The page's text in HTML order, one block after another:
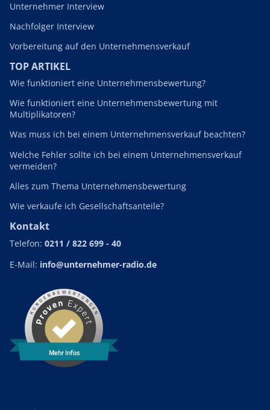
Unternehmer Interview
Nachfolger Interview
Vorbereitung auf den Unternehmensverkauf
TOP ARTIKEL
Wie funktioniert eine Unternehmensbewertung?
Wie funktioniert eine Unternehmensbewertung mit
Multiplikatoren?
Was muss ich bei einem Unternehmensverkauf beachten?
Welche Fehler sollte ich bei einem Unternehmensverkauf
vermeiden?
Alles zum Thema Unternehmensbewertung
Wie verkaufe ich Gesellschaftsanteile?
Kontakt
Telefon: 0211 / 822 699 - 40
E-Mail: info@unternehmer-radio.de
Mehr Infos